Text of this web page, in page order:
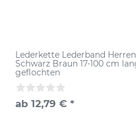
Lederkette Lederband
Schwarz Braun 17-100 cm
geflochten
ab 12,79 € *